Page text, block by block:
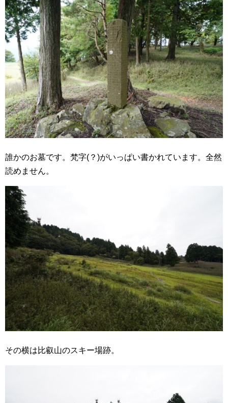
誰かのお墓です。梵字(？)がいっぱい書かれています。全然
読めません。
その横は比叡山のスキー場跡。